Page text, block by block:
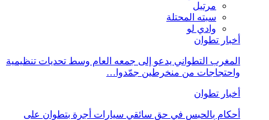
مرتيل
سبته المحتلة
وادي لو
أخبار تطوان
المغرب التطواني يدعو إلى جمعه العام وسط تحديات تنظيمية
واحتجاجات من منخرطين جمّدوا…
أخبار تطوان
أحكام بالحبس في حق سائقي سيارات أجرة بتطوان على